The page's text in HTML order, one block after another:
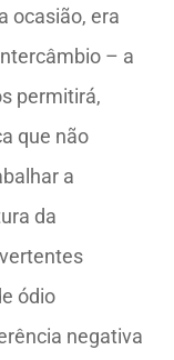
ocasião, era
– a
permitirá,
que não
a
da
ódio
negativa